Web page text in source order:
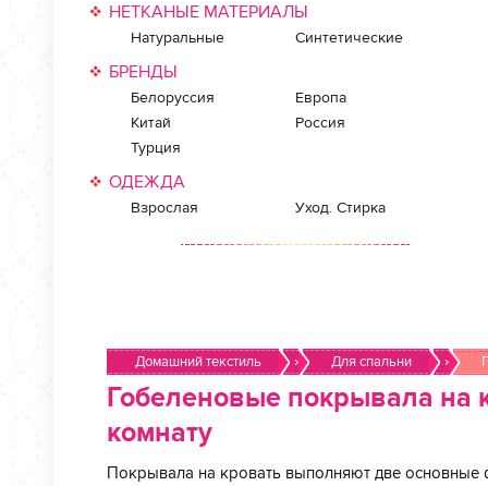
НЕТКАНЫЕ МАТЕРИАЛЫ
Натуральные Синтетические
БРЕНДЫ
Белоруссия
Европа
Китай
Россия
Турция
ОДЕЖДА
Взрослая Уход. Стирка
Домашний текстиль › Для спальни ›
Гобеленовые покрывала на
комнату
Покрывала на кровать выполняют две основные